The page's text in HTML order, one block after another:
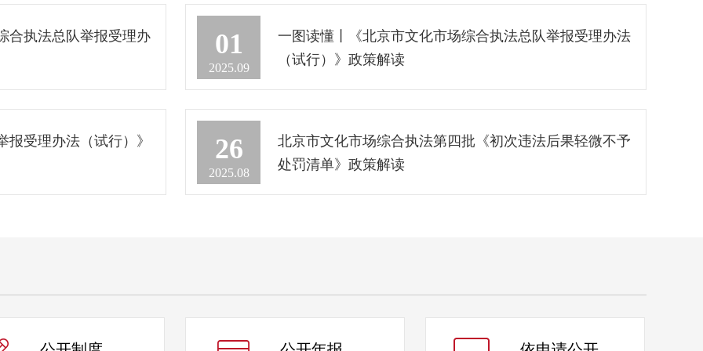
合执法总队举报受理办 01
2025.09
一图读懂丨《北京市文化市场综合执法总队举报受理办法
（试行）》政策解读
受理办法（试行）》 26
2025.08
北京市文化市场综合执法第四批《初次违法后果轻微不予
处罚清单》政策解读